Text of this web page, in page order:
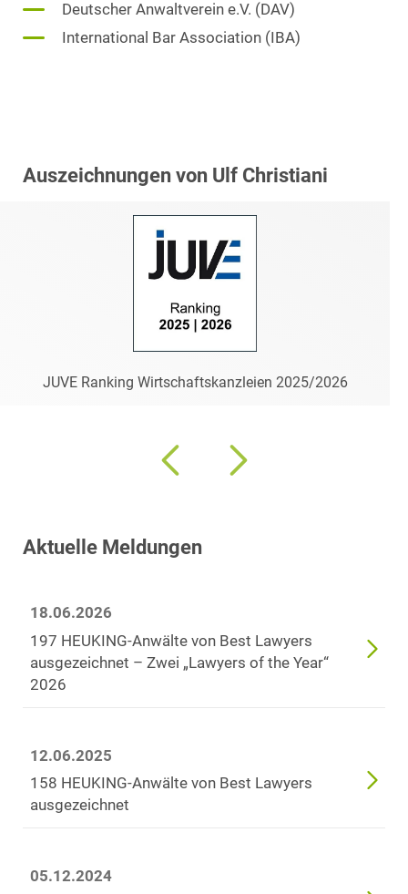
Deutscher Anwaltverein e.V. (DAV)
International Bar Association (IBA)
Auszeichnungen von Ulf Christiani
JUVE Ranking Wirtschaftskanzleien 2025/2026
Aktuelle Meldungen
18.06.2026
197 HEUKING-Anwälte von Best Lawyers
ausgezeichnet – Zwei „Lawyers of the Year“
2026
12.06.2025
158 HEUKING-Anwälte von Best Lawyers
ausgezeichnet
05.12.2024